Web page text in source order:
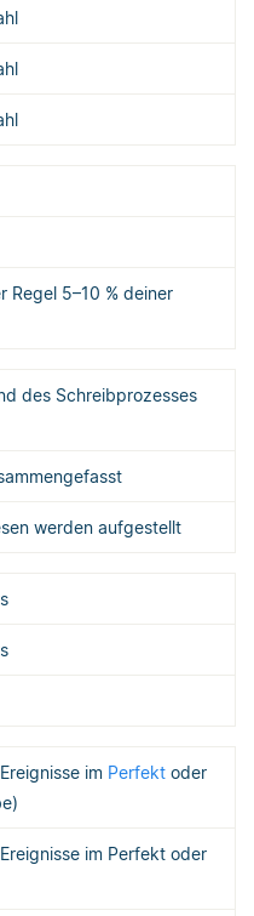
Regel 5–10 % deiner
des Schreibprozesses
werden aufgestellt
im Perfekt oder
im Perfekt oder